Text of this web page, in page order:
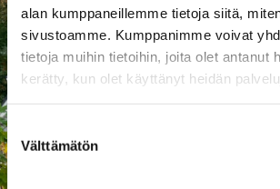
alan kumppaneillemme tietoja siitä,
sivustoamme. Kumppanimme voivat
tietoja muihin tietoihin, joita olet antanut
kerätty, kun olet käyttänyt heidän
Suostumuksen
valinta
Välttämätön